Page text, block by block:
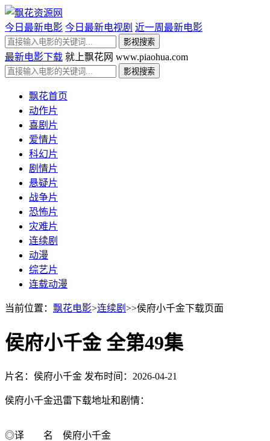
今日最新电影 今日最新电视剧 近一周最新电影
最新电影下载 就上飘花网 www.piaohua.com
飘花首页
动作片
喜剧片
爱情片
科幻片
剧情片
悬疑片
战争片
恐怖片
灾难片
连续剧
动漫
综艺片
连载动漫
当前位置： 飘花电影>连续剧 >>侯府小千金下载页面
侯府小千金 全第49集
片名：侯府小千金 发布时间：2026-04-21
侯府小千金迅雷下载地址和剧情：
◎译 名 侯府小千金